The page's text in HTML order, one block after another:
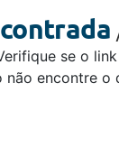
se o
não encontre o